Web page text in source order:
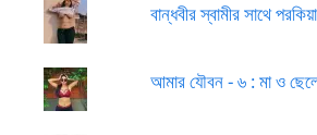
বান্ধবীর স্বামীর সাথে
আমার যৌবন - ৬ : মা ও